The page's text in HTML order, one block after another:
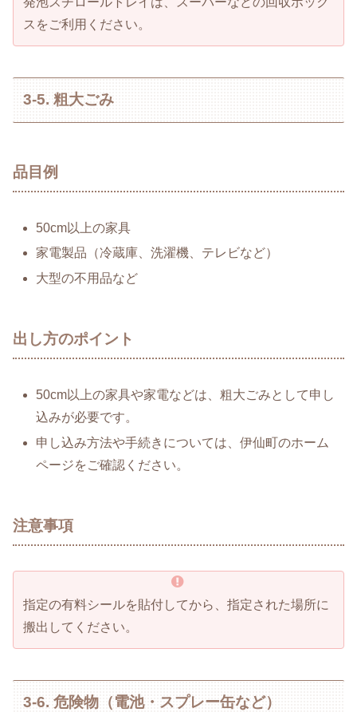
スをご利用ください。
3-5. 粗大ごみ
品目例
50cm以上の家具
家電製品（冷蔵庫、洗濯機、テレビなど）
大型の不用品など
出し方のポイント
50cm以上の家具や家電などは、粗大ごみとして申し
込みが必要です。
申し込み方法や手続きについては、伊仙町のホーム
ページをご確認ください。
注意事項
指定の有料シールを貼付してから、指定された場所に
搬出してください。
3-6. 危険物（電池・スプレー缶など）